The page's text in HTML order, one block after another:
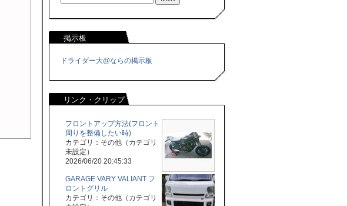
掲示板
ドライダー大@ならの掲示板
リンク・クリップ
フロントアップ方法(フロント
周りを整備したい時)
カテゴリ：その他（カテゴリ
未設定）
2026/06/20 20:45:33
GARAGE VARY VALIANT フ
ロントグリル
カテゴリ：その他（カテゴリ